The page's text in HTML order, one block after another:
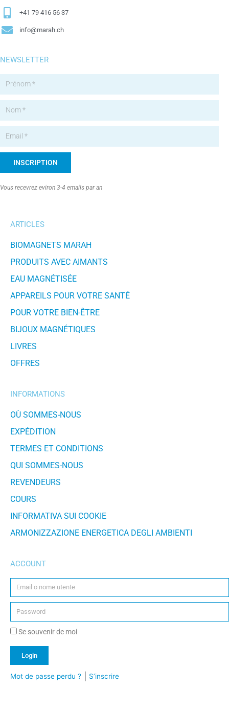
+41 79 416 56 37
info@marah.ch
NEWSLETTER
INSCRIPTION
Vous recevrez eviron 3-4 emails par an
ARTICLES
BIOMAGNETS MARAH
PRODUITS AVEC AIMANTS
EAU MAGNÉTISÉE
APPAREILS POUR VOTRE SANTÉ
POUR VOTRE BIEN-ÊTRE
BIJOUX MAGNÉTIQUES
LIVRES
OFFRES
INFORMATIONS
OÙ SOMMES-NOUS
EXPÉDITION
TERMES ET CONDITIONS
QUI SOMMES-NOUS
REVENDEURS
COURS
INFORMATIVA SUI COOKIE
ARMONIZZAZIONE ENERGETICA DEGLI AMBIENTI
ACCOUNT
Se souvenir de moi
Login
Mot de passe perdu ? S’inscrire